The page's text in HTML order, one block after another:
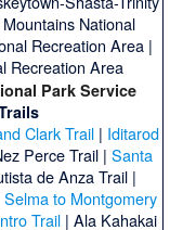
National
Recreation Area |
Recreation Area
Park Service
Clark Trail| Iditarod
Perce Trail | Santa
de Anza Trail |
Selma to Montgomery
Trail| Ala Kahakai